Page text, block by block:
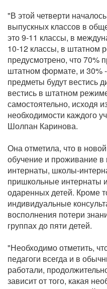
"В этой четверти
выпускных классов в
это 9-11 классы, в
10-12 классы, в штатном
предусмотрено, что 70%
штатном формате, и 30%
предметы будут вестись
вестись в штатном
самостоятельно, исходя
необходимости каждого
Шолпан Каринова.
Она отметила, что в
обучение и проживание
интернаты, школы-
пришкольные интернаты
одаренных детей. Кроме
индивидуальные
восполнения потери
группах до пяти детей.
"Необходимо отметить,
педагоги всегда и в
работали,
зависит от того, какая